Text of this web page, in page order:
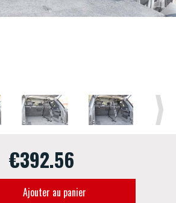
Next
€392.56
Ajouter au panier